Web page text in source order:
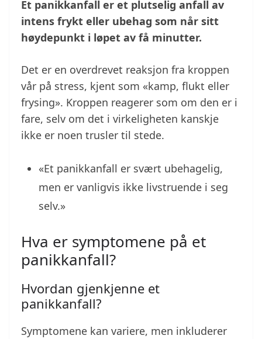
Et panikkanfall er et plutselig anfall av
intens frykt eller ubehag som når sitt
høydepunkt i løpet av få minutter.
Det er en overdrevet reaksjon fra kroppen
vår på stress, kjent som «kamp, flukt eller
frysing». Kroppen reagerer som om den er i
fare, selv om det i virkeligheten kanskje
ikke er noen trusler til stede.
«Et panikkanfall er svært ubehagelig,
men er vanligvis ikke livstruende i seg
selv.»
Hva er symptomene på et
panikkanfall?
Hvordan gjenkjenne et
panikkanfall?
Symptomene kan variere, men inkluderer